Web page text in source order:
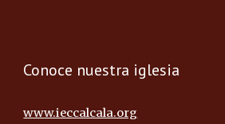
Conoce nuestra iglesia
www.ieccalcala.org